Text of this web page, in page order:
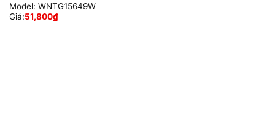
Model: WNTG15649W
Giá:51,800₫